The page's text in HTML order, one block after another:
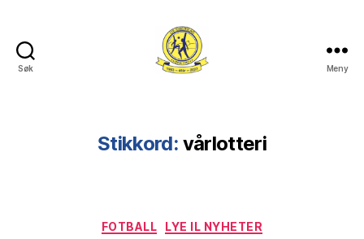
Søk Meny
Stikkord: vårlotteri
Kategorier
FOTBALL LYE IL NYHETER